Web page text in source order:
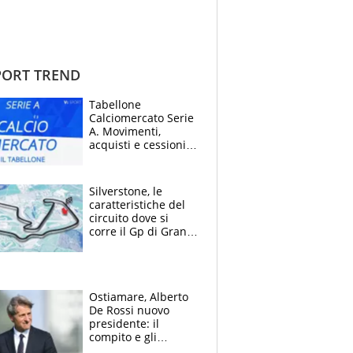
TREND
Tabellone
Calciomercato Serie
A. Movimenti,
acquisti e cessioni:
Silverstone, le
caratteristiche del
circuito dove si
corre il Gp di Gran
Ostiamare, Alberto
De Rossi nuovo
presidente: il
compito e gli